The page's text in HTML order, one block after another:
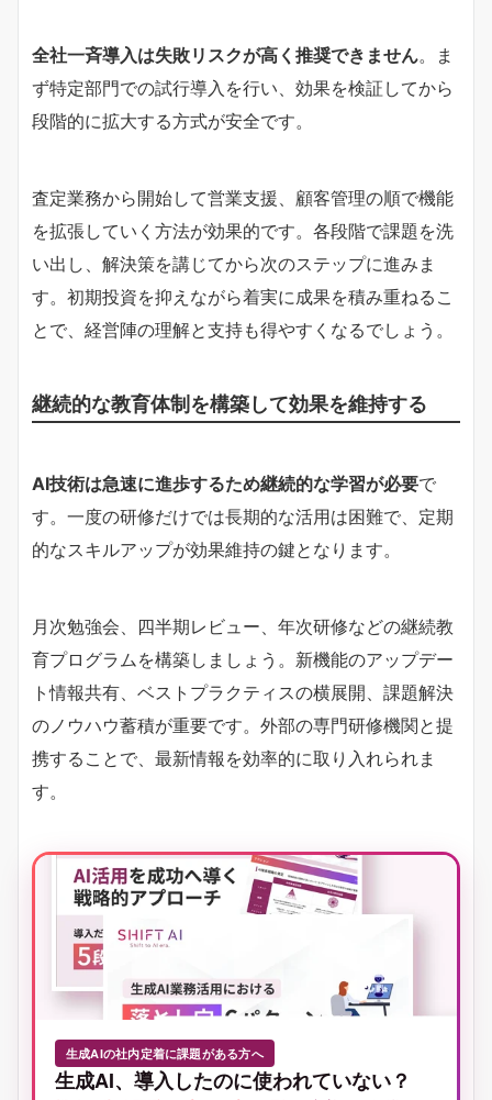
全社一斉導入は失敗リスクが高く推奨できません。ま
ず特定部門での試行導入を行い、効果を検証してから
段階的に拡大する方式が安全です。
査定業務から開始して営業支援、顧客管理の順で機能
を拡張していく方法が効果的です。各段階で課題を洗
い出し、解決策を講じてから次のステップに進みま
す。初期投資を抑えながら着実に成果を積み重ねるこ
とで、経営陣の理解と支持も得やすくなるでしょう。
継続的な教育体制を構築して効果を維持する
AI技術は急速に進歩するため継続的な学習が必要で
す。一度の研修だけでは長期的な活用は困難で、定期
的なスキルアップが効果維持の鍵となります。
月次勉強会、四半期レビュー、年次研修などの継続教
育プログラムを構築しましょう。新機能のアップデー
ト情報共有、ベストプラクティスの横展開、課題解決
のノウハウ蓄積が重要です。外部の専門研修機関と提
携することで、最新情報を効率的に取り入れられま
す。
生成AIの社内定着に課題がある方へ
生成AI、導入したのに使われていない？